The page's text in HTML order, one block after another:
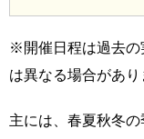
※開催日程は過去の
は異なる場合があり
主には、春夏秋冬